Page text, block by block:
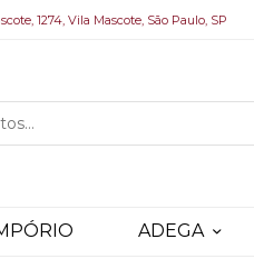
1274, Vila Mascote, São Paulo, SP
ADEGA